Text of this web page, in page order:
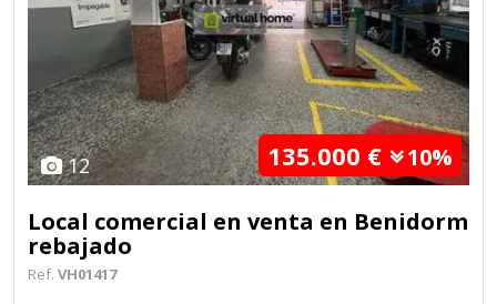
12 135.000 € 10%
Local comercial en venta en Benidorm
rebajado
Ref. VH01417